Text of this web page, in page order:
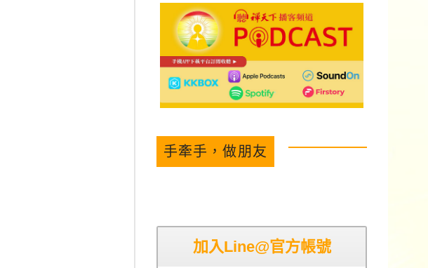
手牽手，做朋友
加入Line@官方帳號